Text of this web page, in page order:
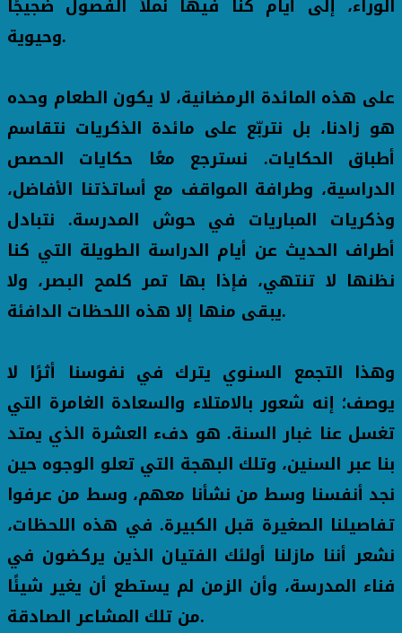
الوراء، إلى أيام كنا فيها نملأ الفصول ضجيجًا
وحيوية.
على هذه المائدة الرمضانية، لا يكون الطعام وحده
هو زادنا، بل نتربّع على مائدة الذكريات نتقاسم
أطباق الحكايات. نسترجع معًا حكايات الحصص
الدراسية، وطرافة المواقف مع أساتذتنا الأفاضل،
وذكريات المباريات في حوش المدرسة. نتبادل
أطراف الحديث عن أيام الدراسة الطويلة التي كنا
نظنها لا تنتهي، فإذا بها تمر كلمح البصر، ولا
يبقى منها إلا هذه اللحظات الدافئة.
وهذا التجمع السنوي يترك في نفوسنا أثرًا لا
يوصف؛ إنه شعور بالامتلاء والسعادة الغامرة التي
تغسل عنا غبار السنة. هو دفء العشرة الذي يمتد
بنا عبر السنين، وتلك البهجة التي تعلو الوجوه حين
نجد أنفسنا وسط من نشأنا معهم، وسط من عرفوا
تفاصيلنا الصغيرة قبل الكبيرة. في هذه اللحظات،
نشعر أننا مازلنا أولئك الفتيان الذين يركضون في
فناء المدرسة، وأن الزمن لم يستطع أن يغير شيئًا
من تلك المشاعر الصادقة.